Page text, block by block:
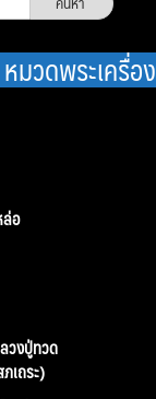
หมวดพระเครื่อง
อ
วงปู่ทวด
เถระ)